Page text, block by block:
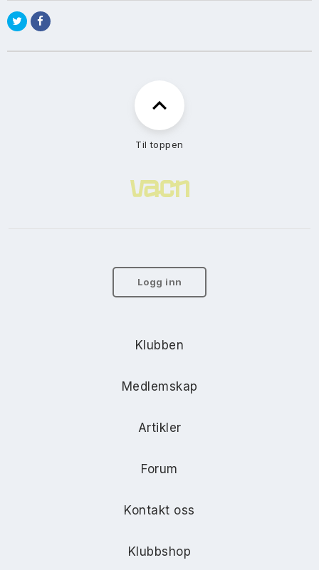
Til toppen
Logg inn
Klubben
Medlemskap
Artikler
Forum
Kontakt oss
Klubbshop